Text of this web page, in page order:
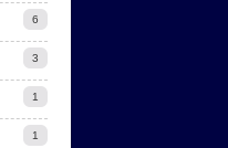
6
3
1
1